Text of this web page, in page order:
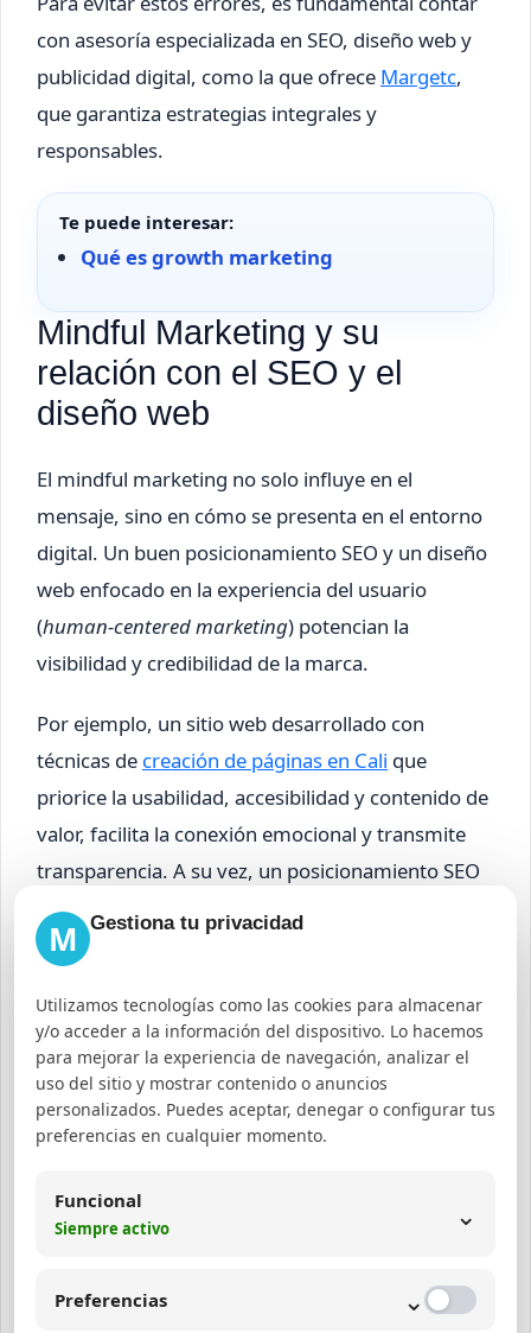
con asesoría especializada en SEO, diseño web y
publicidad digital, como la que ofrece Margetc,
que garantiza estrategias integrales y
responsables.
Te puede interesar:
Qué es growth marketing
Mindful Marketing y su
relación con el SEO y el
diseño web
El mindful marketing no solo influye en el
mensaje, sino en cómo se presenta en el entorno
digital. Un buen posicionamiento SEO y un diseño
web enfocado en la experiencia del usuario
(human-centered marketing) potencian la
visibilidad y credibilidad de la marca.
Por ejemplo, un sitio web desarrollado con
técnicas de creación de páginas en Cali que
priorice la usabilidad, accesibilidad y contenido de
valor, facilita la conexión emocional y transmite
transparencia. A su vez, un posicionamiento SEO
que utilice keywords relacionadas con
consumerism
marketing.
El futuro del marketing:
consciente, ético y sostenible
transformación profunda en la manera en que las
sociedad. La creciente demanda de transparencia,
M Gestiona tu privacidad
Utilizamos tecnologías como las cookies para almacenar
y/o acceder a la información del dispositivo. Lo hacemos
para mejorar la experiencia de navegación, analizar el
uso del sitio y mostrar contenido o anuncios
personalizados. Puedes aceptar, denegar o configurar tus
preferencias en cualquier momento.
Funcional
Siempre activo ⌄
Preferencias ⌄